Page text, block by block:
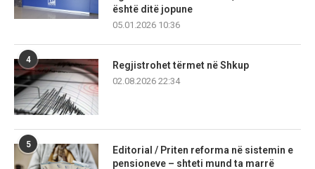
është ditë jopune
05.01.2026 10:36
4
Regjistrohet tërmet në Shkup
02.08.2026 22:34
5
Editorial / Priten reforma në sistemin e
pensioneve – shteti mund ta marrë